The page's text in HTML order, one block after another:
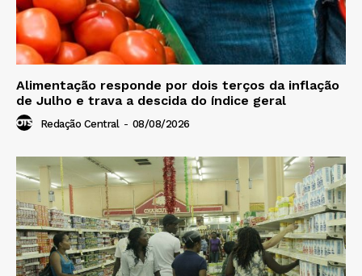
Alimentação responde por dois terços da inflação
de Julho e trava a descida do índice geral
Redação Central - 08/08/2026